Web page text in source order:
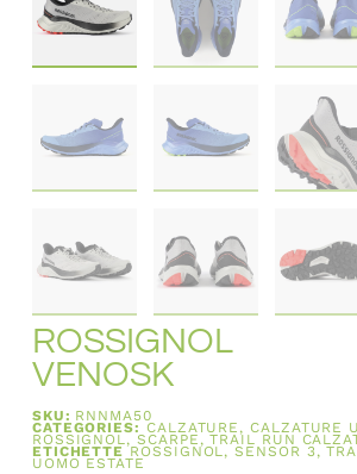
ROSSIGNOL
VENOSK
SKU: RNNMA50
CATEGORIES: CALZATURE ,CALZATURE
ROSSIGNOL, SCARPE ,TRAIL RUN
ETICHETTE ROSSIGNOL,SENSOR 3 ,
UOMO ESTATE